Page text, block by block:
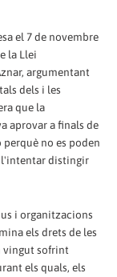
el 7 de novembre
la Llei
argumentant
dels i les
que la
aprovar a finals de
no es poden
l'intentar distingir
i organitzacions
els drets de les
vingut sofrint
els quals, els